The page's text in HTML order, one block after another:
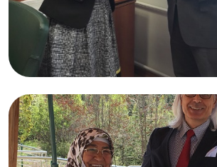
05.05.2017
Doç. Dr. Esra PANCAR YÜKSEL
Samsun